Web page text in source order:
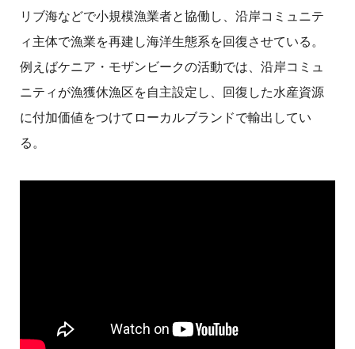
リブ海などで小規模漁業者と協働し、沿岸コミュニテ
ィ主体で漁業を再建し海洋生態系を回復させている。
例えばケニア・モザンビークの活動では、沿岸コミュ
ニティが漁獲休漁区を自主設定し、回復した水産資源
に付加価値をつけてローカルブランドで輸出してい
る。